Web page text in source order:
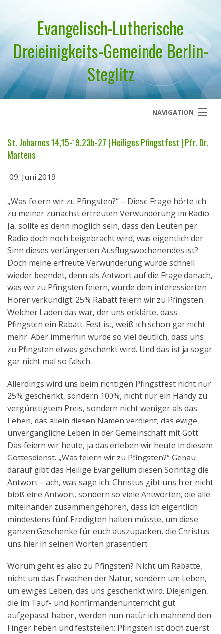
Evangelisch-Lutherische
Dreieinigkeits-Gemeinde Berlin-
Steglitz
NAVIGATION
Über uns
Geistliches Wort
Termine
Aktuelles
Kontakt
English
St. Johannes 14,15-19.23b-27 | Heiliges Pfingstfest | Pfr. Dr.
Martens
09. Juni 2019
„Was feiern wir zu Pfingsten?“ – Diese Frage hörte ich
zu meiner zunächst erfreuten Verwunderung im Radio.
Ja, sollte es denn möglich sein, dass den Leuten per
Radio doch noch beigebracht wird, was eigentlich der
Sinn dieses verlängerten Ausflugswochenendes ist?
Doch meine erfreute Verwunderung wurde schnell
wieder beendet, denn als Antwort auf die Frage danach,
was wir zu Pfingsten feiern, wurde dem interessierten
Hörer verkündigt: 25% Rabatt feiern wir zu Pfingsten.
Welcher Laden das war, der uns erklärte, dass
Pfingsten ein Rabatt-Fest ist, weiß ich schon gar nicht
mehr. Aber immerhin wurde so viel deutlich, dass uns
zu Pfingsten etwas geschenkt wird. Und das ist ja sogar
gar nicht mal so falsch.
Allerdings wird uns beim richtigen Pfingstfest nicht nur
25% geschenkt, sondern 100%, nicht nur ein Handy zu
vergünstigtem Preis, sondern nicht weniger als das
Leben, das allein diesen Namen verdient, das ewige,
unvergängliche Leben in der Gemeinschaft mit Gott.
Das feiern wir heute, ja das erleben wir heute in diesem
Gottesdienst. „Was feiern wir zu Pfingsten?“ Genau
darauf gibt das Heilige Evangelium diesen Sonntag die
Antwort – ach, was sage ich: Christus gibt uns hier nicht
bloß eine Antwort, sondern so viele Antworten, die alle
miteinander zusammengehören, dass ich eigentlich
mindestens fünf Predigten halten müsste, um diese
ganzen Geschenke für euch auszupacken, die Christus
uns hier in seinen Worten präsentiert.
Worum geht es also zu Pfingsten? Nicht um Rabatte,
nicht um das Erwachen der Natur, sondern um Leben,
um ewiges Leben, das uns geschenkt wird. Diejenigen,
die im Tauf- und Konfirmandenunterricht gut
aufgepasst haben, werden nun natürlich mahnend den
Finger heben und feststellen: Pfingsten ist doch zuerst